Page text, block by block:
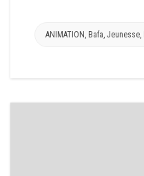
ANIMATION , Bafa, Jeunesse,